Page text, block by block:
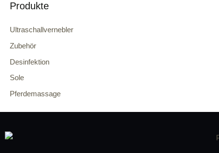
Produkte
Ultraschallvernebler
Zubehör
Desinfektion
Sole
Pferdemassage